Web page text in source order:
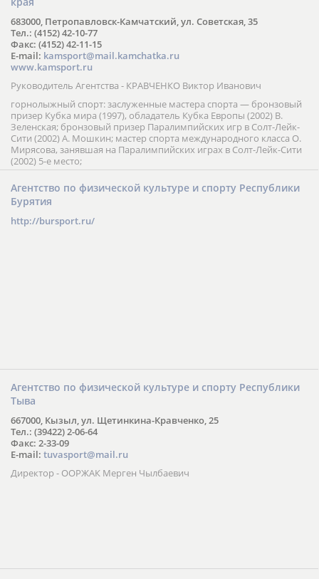
683000, Петропавловск-Камчатский, ул. Советская, 35
Тел.: (4152) 42-10-77
Факс: (4152) 42-11-15
E-mail: kamsport@mail.kamchatka.ru
www.kamsport.ru
Руководитель Агентства - КРАВЧЕНКО Виктор Иванович
горнолыжный спорт: заслуженные мастера спорта — бронзовый
призер Кубка мира (1997), обладатель Кубка Европы (2002) В.
Зеленская; бронзовый призер Паралимпийских игр в Солт-Лейк-
Сити (2002) А. Мошкин; мастер спорта международного класса О.
Мирясова, занявшая на Паралимпийских играх в Солт-Лейк-Сити
(2002) 5-е место;
Агентство по физической культуре и спорту Республики
Бурятия
http://bursport.ru/
Агентство по физической культуре и спорту Республики
Тыва
667000, Кызыл, ул. Щетинкина-Кравченко, 25
Тел.: (39422) 2-06-64
Факс: 2-33-09
E-mail: tuvasport@mail.ru
Директор - ООРЖАК Мерген Чылбаевич